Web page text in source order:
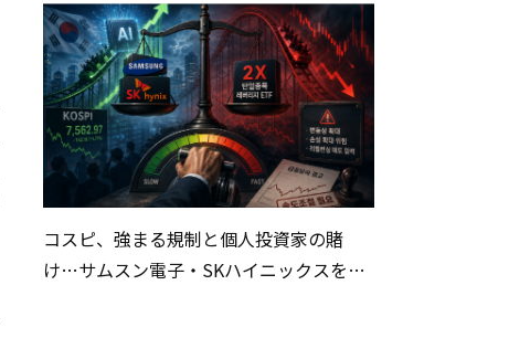
コスピ、強まる規制と個人投資家の賭
け…サムスン電子・SKハイニックスを巡